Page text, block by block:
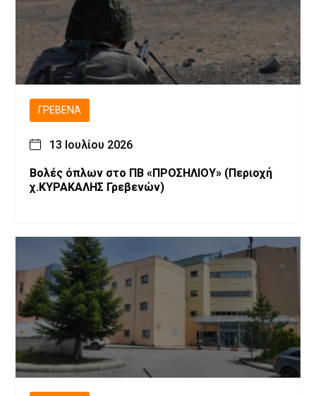
ΓΡΕΒΕΝΆ
13 Ιουλίου 2026
Βολές όπλων στο ΠΒ «ΠΡΟΣΗΛΙΟΥ» (Περιοχή
χ.ΚΥΡΑΚΑΛΗΣ Γρεβενών)